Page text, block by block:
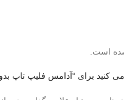
است.
کنید برای “آدامس فلیپ تاپ